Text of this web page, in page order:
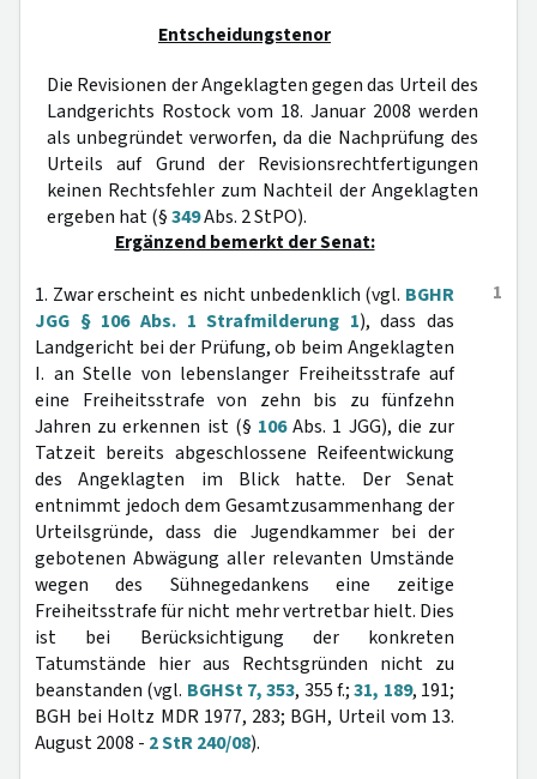
Entscheidungstenor
Die Revisionen der Angeklagten gegen das Urteil des
Landgerichts Rostock vom 18. Januar 2008 werden
als unbegründet verworfen, da die Nachprüfung des
Urteils auf Grund der Revisionsrechtfertigungen
keinen Rechtsfehler zum Nachteil der Angeklagten
ergeben hat (§349Abs. 2 StPO).
Ergänzend bemerkt der Senat:
1
1. Zwar erscheint es nicht unbedenklich (vgl. BGHR
JGG § 106 Abs. 1 Strafmilderung 1), dass das
Landgericht bei der Prüfung, ob beim Angeklagten
I. an Stelle von lebenslanger Freiheitsstrafe auf
eine Freiheitsstrafe von zehn bis zu fünfzehn
Jahren zu erkennen ist (§ 106Abs. 1 JGG), die zur
Tatzeit bereits abgeschlossene Reifeentwickung
des Angeklagten im Blick hatte. Der Senat
entnimmt jedoch dem Gesamtzusammenhang der
Urteilsgründe, dass die Jugendkammer bei der
gebotenen Abwägung aller relevanten Umstände
wegen des Sühnegedankens eine zeitige
Freiheitsstrafe für nicht mehr vertretbar hielt. Dies
ist bei Berücksichtigung der konkreten
Tatumstände hier aus Rechtsgründen nicht zu
beanstanden (vgl. BGHSt 7, 353, 355 f.;31, 189, 191;
BGH bei Holtz MDR 1977, 283; BGH, Urteil vom 13.
August 2008 - 2 StR 240/08).